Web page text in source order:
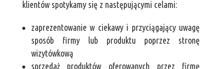
klientów spotykamy się z następującymi celami:
zaprezentowanie w ciekawy i przyciągający uwagę
sposób firmy lub produktu poprzez stronę
wizytówkową
sprzedaż produktów oferowanych przez firmę